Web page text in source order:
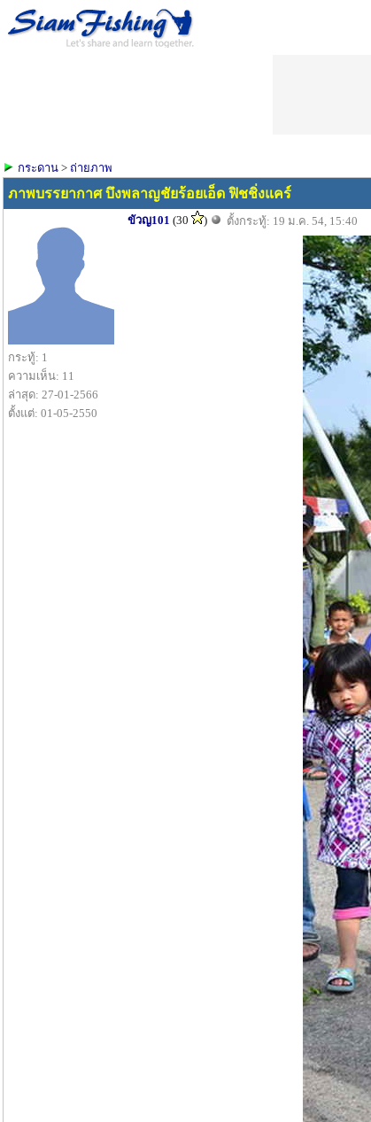
กระดาน > ถ่ายภาพ
ภาพบรรยากาศ บึงพลาญชัยร้อยเอ็ด ฟิชชิ่งแคร์
กระทู้: 1
ความเห็น: 11
ล่าสุด: 27-01-2566
ตั้งแต่: 01-05-2550
ขัวญ101 (30 ) ตั้งกระทู้: 19 ม.ค. 54, 15:40